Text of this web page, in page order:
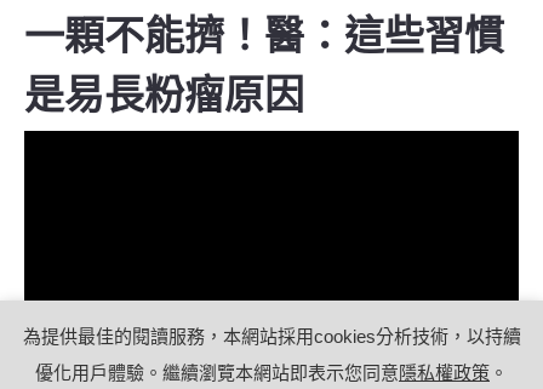
一顆不能擠！醫：這些習慣
是易長粉瘤原因
為提供最佳的閱讀服務，本網站採用cookies分析技術，以持續
優化用戶體驗。繼續瀏覽本網站即表示您同意隱私權政策 。